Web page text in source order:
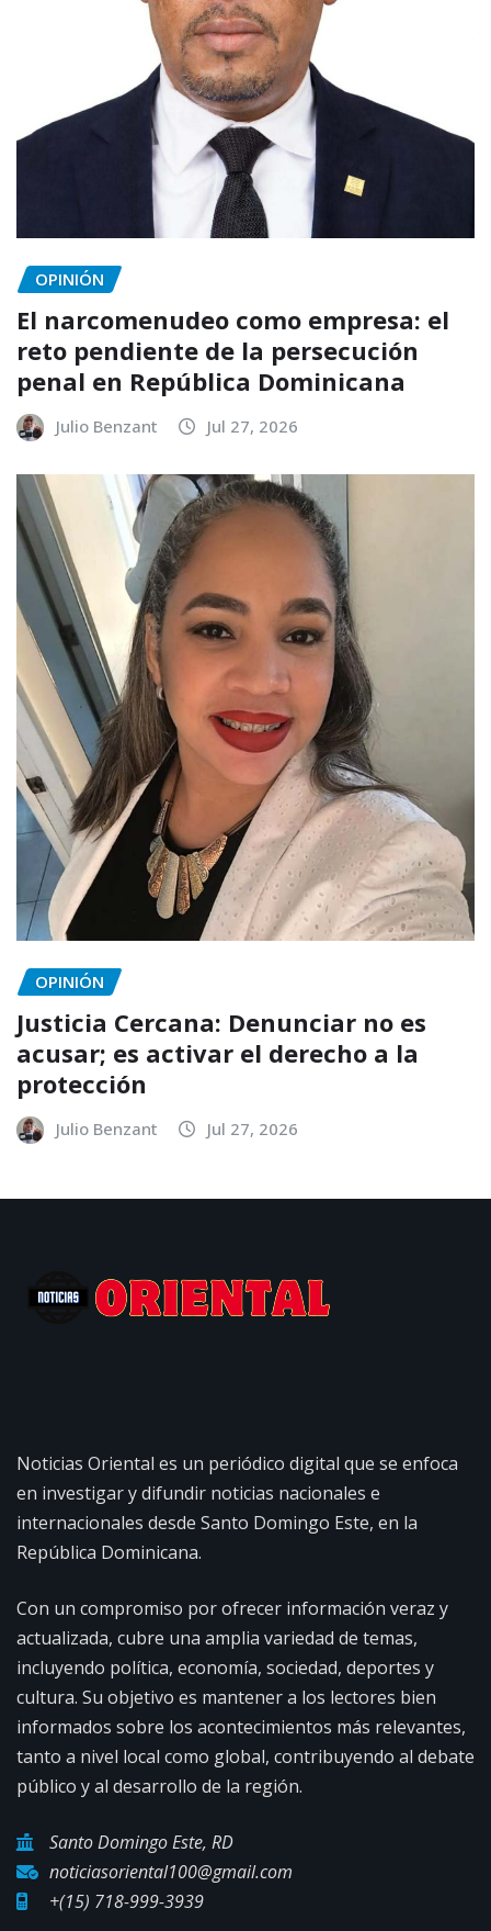
OPINIÓN
El narcomenudeo como empresa: el
reto pendiente de la persecución
penal en República Dominicana
Julio Benzant Jul 27, 2026
OPINIÓN
Justicia Cercana: Denunciar no es
acusar; es activar el derecho a la
protección
Julio Benzant Jul 27, 2026
Noticias Oriental es un periódico digital que se enfoca
en investigar y difundir noticias nacionales e
internacionales desde Santo Domingo Este, en la
República Dominicana.
Con un compromiso por ofrecer información veraz y
actualizada, cubre una amplia variedad de temas,
incluyendo política, economía, sociedad, deportes y
cultura. Su objetivo es mantener a los lectores bien
informados sobre los acontecimientos más relevantes,
tanto a nivel local como global, contribuyendo al debate
público y al desarrollo de la región.
Santo Domingo Este, RD
noticiasoriental100@gmail.com
+(15) 718-999-3939